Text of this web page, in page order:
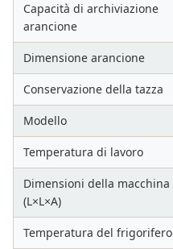
Capacità di archiviazione
arancione
Dimensione arancione
Conservazione della tazza
Modello
Temperatura di lavoro
Dimensioni della macchina
(L×L×A)
Temperatura del frigorifero